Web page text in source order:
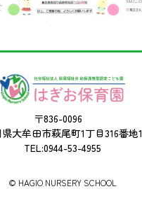
〒836-0096
大牟田市萩尾町1丁目316番地1
TEL:0944-53-4955
©︎ HAGIO NURSERY SCHOOL